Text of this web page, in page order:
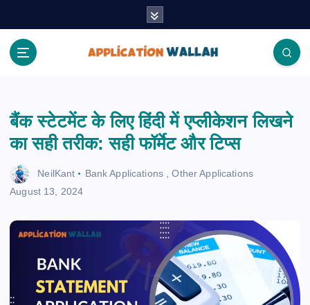
बैंक स्टेटमेंट के लिए हिंदी में एप्लीकेशन लिखने
का सही तरीक: सही फॉर्मेट और टिप्स
NeilKant Bank Applications,Other Applications
August 13, 2024